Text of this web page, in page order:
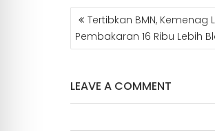
b
o
o
k
s
A
p
p
e
n
g
e
g
r
a
m
e
NAVIGASI
POSTertibkan BMN, Kemenag
Pembakaran 16 Ribu Lebih
LEAVE A COMMENT